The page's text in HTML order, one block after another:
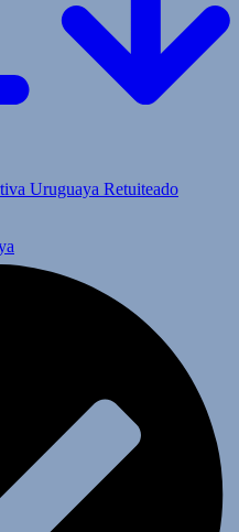
Uruguaya Retuiteado